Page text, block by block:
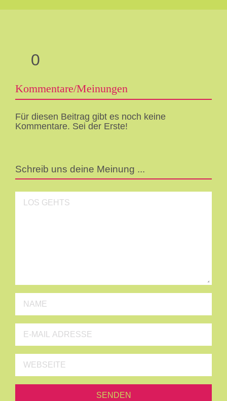
0
Kommentare/Meinungen
Für diesen Beitrag gibt es noch keine
Kommentare. Sei der Erste!
Schreib uns deine Meinung ...